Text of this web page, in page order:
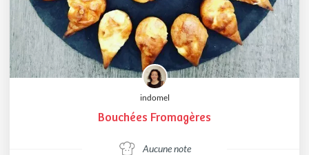
indomel
Bouchées Fromagères
Aucune note